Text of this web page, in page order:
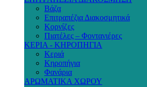
Βάζα
Επιτραπέζια Διακοσμητικά
Κορνίζες
Πιατέλες – Φοντανιέρες
ΚΕΡΙΑ - ΚΗΡΟΠΗΓΙΑ
Κεριά
Κηροπήγια
Φανάρια
ΑΡΩΜΑΤΙΚΑ ΧΩΡΟΥ